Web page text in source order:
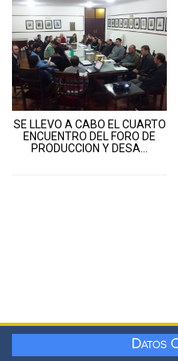
SE LLEVO A CABO EL CUARTO
ENCUENTRO DEL FORO DE
PRODUCCION Y DESA...
Datos